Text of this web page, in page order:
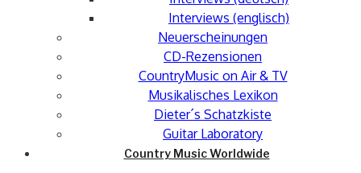
Interviews (englisch)
Neuerscheinungen
CD-Rezensionen
CountryMusic on Air & TV
Musikalisches Lexikon
Dieter´s Schatzkiste
Guitar Laboratory
Country Music Worldwide